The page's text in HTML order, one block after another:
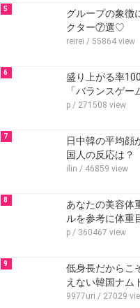
5
グループの象徴
クター⑦選♡
reirei / 55864 view
6
盛り上がる率
「バランスゲ
p / 271508 view
7
日中韓の平均顔
国人の反応は？
ilin / 46859 view
8
あなたの美容体
ルを参考に体重
p / 360467 view
9
低身長だからこ
えない韓国ナ
9977uri / 27029